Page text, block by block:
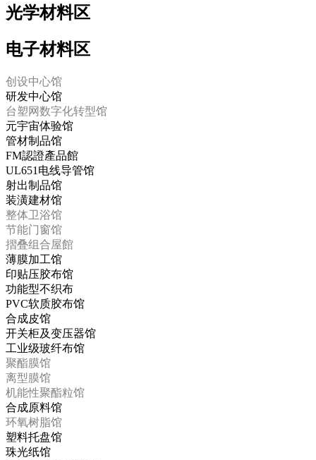
光学材料区
电子材料区
创设中心馆
研发中心馆
台塑网数字化转型馆
元宇宙体验馆
管材制品馆
FM認證產品館
UL651电线导管馆
射出制品馆
装潢建材馆
整体卫浴馆
节能门窗馆
摺叠组合屋館
薄膜加工馆
印贴压胶布馆
功能型不织布
PVC软质胶布馆
合成皮馆
开关柜及变压器馆
工业级玻纤布馆
聚酯膜馆
离型膜馆
机能性聚酯粒馆
合成原料馆
环氧树脂馆
塑料托盘馆
珠光纸馆